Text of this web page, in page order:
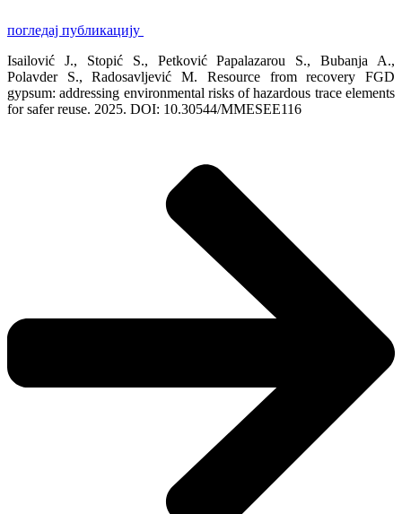
погледај публикацију
Isailović J., Stopić S., Petković Papalazarou S., Bubanja A.,
Polavder S., Radosavljević M. Resource from recovery FGD
gypsum: addressing environmental risks of hazardous trace elements
for safer reuse. 2025. DOI: 10.30544/MMESEE116